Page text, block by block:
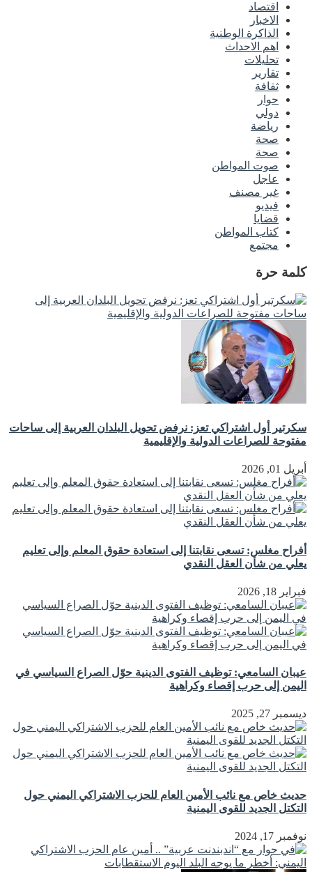
اقتصاد
الاخبار
الذاكرة الوطنية
اهم الاحداث
تحليلات
تقارير
ثقافة
حوار
دولي
رياضة
صحة
صحة
صوت المواطن
عاجل
غير مصنف
فيديو
قضايا
كتاب المواطن
مجتمع
كلمة حرة
سكرتير أول اشتراكي تعز: نرفض تحويل البلدان العربية إلى ساحات
مفتوحة للصراعات الدولية والإقليمية
أبريل 01, 2026
أفراح مغلس: تسعى نقابتنا إلى استعادة حقوق المعلم وإلى تعليم
يعلي من شأن العقل النقدي
فبراير 18, 2026
عيبان السامعي: توظيف الفتوى الدينية حوّل الصراع السياسي في
اليمن إلى حرب إقصاء وكراهية
ديسمبر 27, 2025
حديث خاص مع نائب الأمين العام للحزب الاشتراكي اليمني حول
التكتل الجديد للقوى اليمنية
نوفمبر 17, 2024